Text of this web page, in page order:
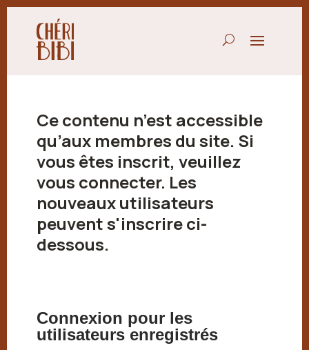
Ce contenu n’est accessible
qu’aux membres du site. Si
vous êtes inscrit, veuillez
vous connecter. Les
nouveaux utilisateurs
peuvent s'inscrire ci-
dessous.
Connexion pour les
utilisateurs enregistrés